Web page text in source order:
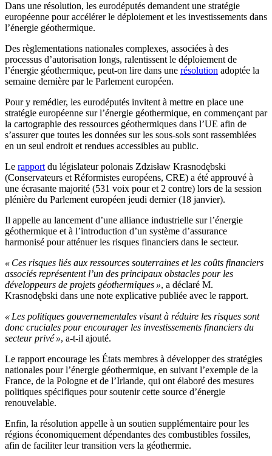
Dans une résolution, les eurodéputés demandent une stratégie
européenne pour accélérer le déploiement et les investissements dans
l’énergie géothermique.
Des règlementations nationales complexes, associées à des
processus d’autorisation longs, ralentissent le déploiement de
l’énergie géothermique, peut-on lire dans une résolution adoptée la
semaine dernière par le Parlement européen.
Pour y remédier, les eurodéputés invitent à mettre en place une
stratégie européenne sur l’énergie géothermique, en commençant par
la cartographie des ressources géothermiques dans l’UE afin de
s’assurer que toutes les données sur les sous-sols sont rassemblées
en un seul endroit et rendues accessibles au public.
Le rapport du législateur polonais Zdzisław Krasnodębski
(Conservateurs et Réformistes européens, CRE) a été approuvé à
une écrasante majorité (531 voix pour et 2 contre) lors de la session
plénière du Parlement européen jeudi dernier (18 janvier).
Il appelle au lancement d’une alliance industrielle sur l’énergie
géothermique et à l’introduction d’un système d’assurance
harmonisé pour atténuer les risques financiers dans le secteur.
« Ces risques liés aux ressources souterraines et les coûts financiers
associés représentent l’un des principaux obstacles pour les
développeurs de projets géothermiques », a déclaré M.
Krasnodębski dans une note explicative publiée avec le rapport.
« Les politiques gouvernementales visant à réduire les risques sont
donc cruciales pour encourager les investissements financiers du
secteur privé », a-t-il ajouté.
Le rapport encourage les États membres à développer des stratégies
nationales pour l’énergie géothermique, en suivant l’exemple de la
France, de la Pologne et de l’Irlande, qui ont élaboré des mesures
politiques spécifiques pour soutenir cette source d’énergie
renouvelable.
Enfin, la résolution appelle à un soutien supplémentaire pour les
régions économiquement dépendantes des combustibles fossiles,
afin de faciliter leur transition vers la géothermie.